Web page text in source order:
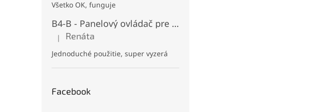
Všetko OK, funguje
B4-B - Panelový ovládač pre RGB+CCT LED, Čierny, Batériový 2xAAA (3V), Magnetický, RF 2,4GHz, 4 zóny
Hodnotenie produktu je 5 z 5 hviezdičiek.
| Renáta
Jednoduché použitie, super vyzerá
Facebook